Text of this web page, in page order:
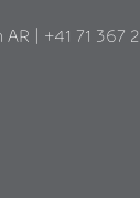
| +41 71 367